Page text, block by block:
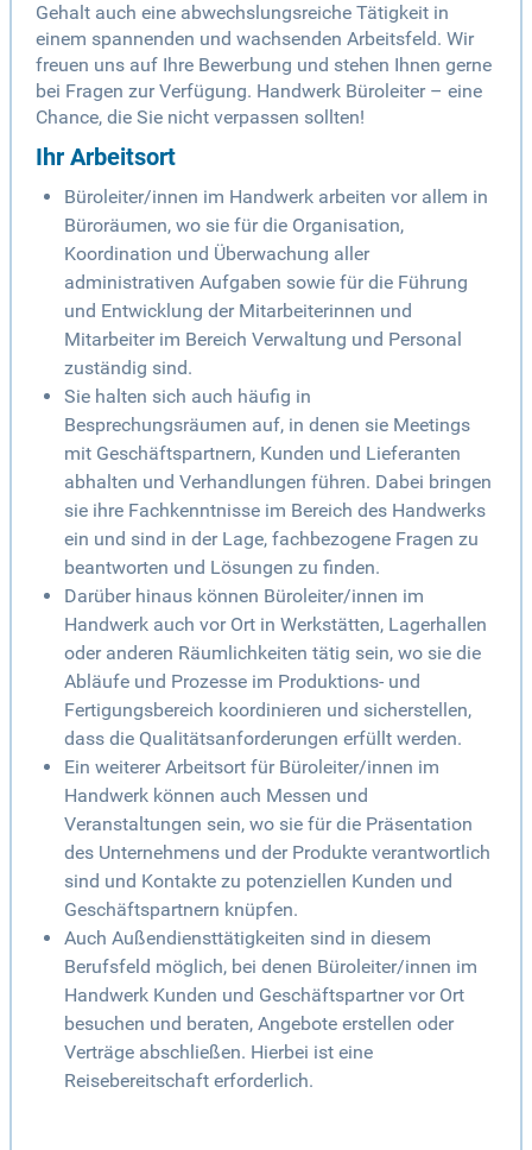
Gehalt auch eine abwechslungsreiche Tätigkeit in
einem spannenden und wachsenden Arbeitsfeld. Wir
freuen uns auf Ihre Bewerbung und stehen Ihnen gerne
bei Fragen zur Verfügung. Handwerk Büroleiter – eine
Chance, die Sie nicht verpassen sollten!
Ihr Arbeitsort
Büroleiter/innen im Handwerk arbeiten vor allem in
Büroräumen, wo sie für die Organisation,
Koordination und Überwachung aller
administrativen Aufgaben sowie für die Führung
und Entwicklung der Mitarbeiterinnen und
Mitarbeiter im Bereich Verwaltung und Personal
zuständig sind.
Sie halten sich auch häufig in
Besprechungsräumen auf, in denen sie Meetings
mit Geschäftspartnern, Kunden und Lieferanten
abhalten und Verhandlungen führen. Dabei bringen
sie ihre Fachkenntnisse im Bereich des Handwerks
ein und sind in der Lage, fachbezogene Fragen zu
beantworten und Lösungen zu finden.
Darüber hinaus können Büroleiter/innen im
Handwerk auch vor Ort in Werkstätten, Lagerhallen
oder anderen Räumlichkeiten tätig sein, wo sie die
Abläufe und Prozesse im Produktions- und
Fertigungsbereich koordinieren und sicherstellen,
dass die Qualitätsanforderungen erfüllt werden.
Ein weiterer Arbeitsort für Büroleiter/innen im
Handwerk können auch Messen und
Veranstaltungen sein, wo sie für die Präsentation
des Unternehmens und der Produkte verantwortlich
sind und Kontakte zu potenziellen Kunden und
Geschäftspartnern knüpfen.
Auch Außendiensttätigkeiten sind in diesem
Berufsfeld möglich, bei denen Büroleiter/innen im
Handwerk Kunden und Geschäftspartner vor Ort
besuchen und beraten, Angebote erstellen oder
Verträge abschließen. Hierbei ist eine
Reisebereitschaft erforderlich.